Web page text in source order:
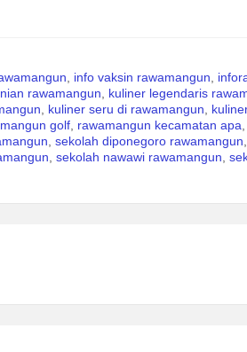
, info vaksin rawamangun,
rawamangun, kuliner legendaris
, kuliner seru di rawamangun,
golf, rawamangun kecamatan apa,
,sekolah diponegoro rawamangun
,sekolah nawawi rawamangun,